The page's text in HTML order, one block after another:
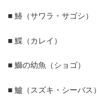
■ 鰆（サワラ・サゴシ）
■ 鰈（カレイ）
■ 鰤の幼魚（ショゴ）
■ 鱸（スズキ・シーバス）